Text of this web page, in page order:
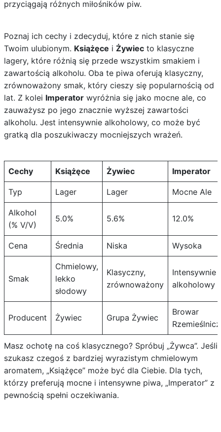
przyciągają różnych miłośników piw.
Poznaj ich cechy i zdecyduj, które z nich stanie się
Twoim ulubionym. Książęce i Żywiecto klasyczne
lagery, które różnią się przede wszystkim smakiem i
zawartością alkoholu. Oba te piwa oferują klasyczny,
zrównoważony smak, który cieszy się popularnością od
lat. Z kolei Imperatorwyróżnia się jako mocne ale, co
zauważysz po jego znacznie wyższej zawartości
alkoholu. Jest intensywnie alkoholowy, co może być
gratką dla poszukiwaczy mocniejszych wrażeń.
Cechy Książęce Żywiec Imperator
Typ Lager Lager Mocne Ale
Alkohol
(% V/V)
5.0% 5.6% 12.0%
Cena Średnia Niska Wysoka
Smak
Chmielowy,
lekko
słodowy
Klasyczny,
zrównoważony
Intensywnie
alkoholowy
Producent Żywiec Grupa Żywiec
Browar
Masz ochotę na coś klasycznego? Spróbuj „Żywca”. Jeśli
szukasz czegoś z bardziej wyrazistym chmielowym
aromatem, „Książęce” może być dla Ciebie. Dla tych,
którzy preferują mocne i intensywne piwa, „Imperator” z
pewnością spełni oczekiwania.